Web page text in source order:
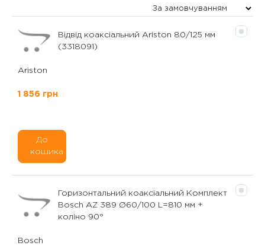
Відвід коаксіальний Ariston 80/125 мм
(3318091)
Ariston
1 856 грн
До
кошика
Горизонтальний коаксіальний Комплект
Bosch AZ 389 Ø60/100 L=810 мм +
коліно 90°
Bosch